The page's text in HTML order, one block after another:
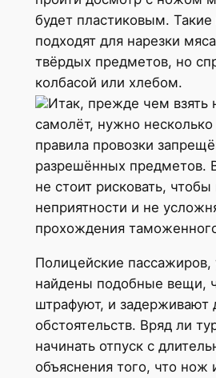
будет пластиковым.
подходят для нарезки
твёрдых предметов, но
колбасой или хлебом.
Итак, прежде чем взять
самолёт, нужно несколько
правила провозки
разрешённых предметов.
не стоит рисковать, чтобы
неприятности и не
прохождения
Полицейские пассажиров,
найдены подобные вещи,
штрафуют, и задерживают
обстоятельств. Вряд ли
начинать отпуск с
объяснения того, что нож